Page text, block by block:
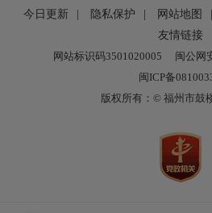
今日更新 | 隐私保护 | 网站地图 |
友情链接
网站标识码3501020005
闽公网
闽ICP备
版权所有：© 福州市鼓